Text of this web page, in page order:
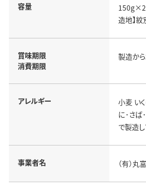
容量
150g×2
造地】紋
賞味期限
消費期限
製造か
アレルギー
小麦 い
に･さば
で製造し
事業者名 （有）丸